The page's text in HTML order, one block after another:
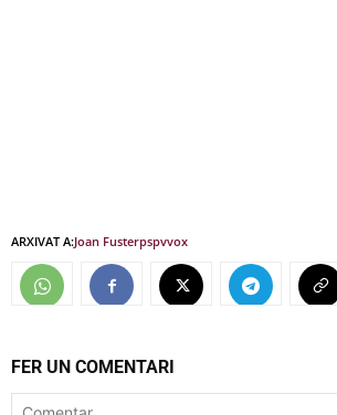
ARXIVAT A:Joan Fusterpspvvox
FER UN COMENTARI